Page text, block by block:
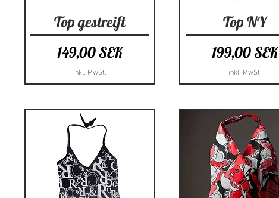
Schnellansicht
Top gestreift
Preis
149,00 SEK
inkl. MwSt.
Schnellansicht
Top NY
Preis
199,00 SEK
inkl. MwSt.